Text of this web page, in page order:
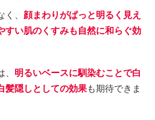
、 顔まわりがぱっと明るく見え
すい肌のくすみも自然に和らぐ効
明るいベースに馴染むことで白
髪隠しとしての効果も期待できま